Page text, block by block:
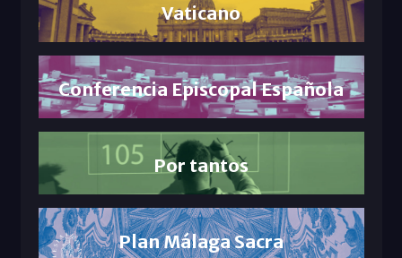
Vaticano
Conferencia Episcopal Española
Por tantos
Plan Málaga Sacra